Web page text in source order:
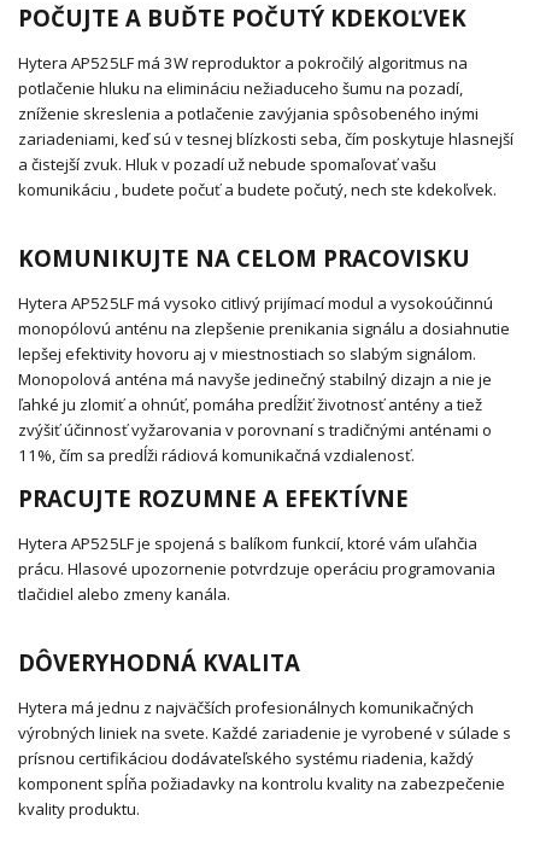
POČUJTE A BUĎTE POČUTÝ KDEKOĽVEK
Hytera AP525LF má 3W reproduktor a pokročilý algoritmus na
potlačenie hluku na elimináciu nežiaduceho šumu na pozadí,
zníženie skreslenia a potlačenie zavýjania spôsobeného inými
zariadeniami, keď sú v tesnej blízkosti seba, čím poskytuje hlasnejší
a čistejší zvuk. Hluk v pozadí už nebude spomaľovať vašu
komunikáciu , budete počuť a ​​budete počutý, nech ste kdekoľvek.
KOMUNIKUJTE NA CELOM PRACOVISKU
Hytera AP525LF má vysoko citlivý prijímací modul a vysokoúčinnú
monopólovú anténu na zlepšenie prenikania signálu a dosiahnutie
lepšej efektivity hovoru aj v miestnostiach so slabým signálom.
Monopolová anténa má navyše jedinečný stabilný dizajn a nie je
ľahké ju zlomiť a ohnúť, pomáha predĺžiť životnosť antény a tiež
zvýšiť účinnosť vyžarovania v porovnaní s tradičnými anténami o
11%, čím sa predĺži rádiová komunikačná vzdialenosť.
PRACUJTE ROZUMNE A EFEKTÍVNE
Hytera AP525LF je spojená s balíkom funkcií, ktoré vám uľahčia
prácu. Hlasové upozornenie potvrdzuje operáciu programovania
tlačidiel alebo zmeny kanála.
DÔVERYHODNÁ KVALITA
Hytera má jednu z najväčších profesionálnych komunikačných
výrobných liniek na svete. Každé zariadenie je vyrobené v súlade s
prísnou certifikáciou dodávateľského systému riadenia, každý
komponent spĺňa požiadavky na kontrolu kvality na zabezpečenie
kvality produktu.